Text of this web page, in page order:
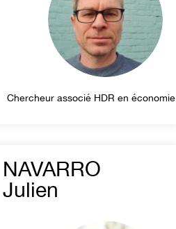
Chercheur associé HDR en économie
NAVARRO
Julien